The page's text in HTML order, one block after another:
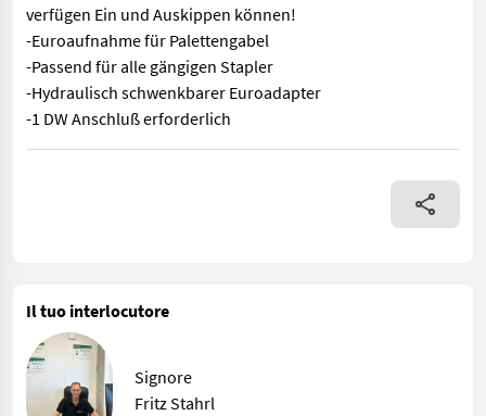
verfügen Ein und Auskippen können!
-Euroaufnahme für Palettengabel
-Passend für alle gängigen Stapler
-Hydraulisch schwenkbarer Euroadapter
-1 DW Anschluß erforderlich
Euroaufnahme für Gabelstapler Adapter mit dem Sie Geräte,
Il tuo interlocutore
Signore
Fritz Stahrl